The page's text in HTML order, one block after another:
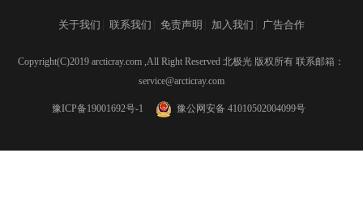
关于我们 联系我们 免责声明 加入我们 广告合作
Copyright(C)2019 arcticray.com ,All Right Reserved 北极光 版权所有 联系邮箱：
service@arcticray.com
豫ICP备19001692号-1 豫公网安备 41010502004099号